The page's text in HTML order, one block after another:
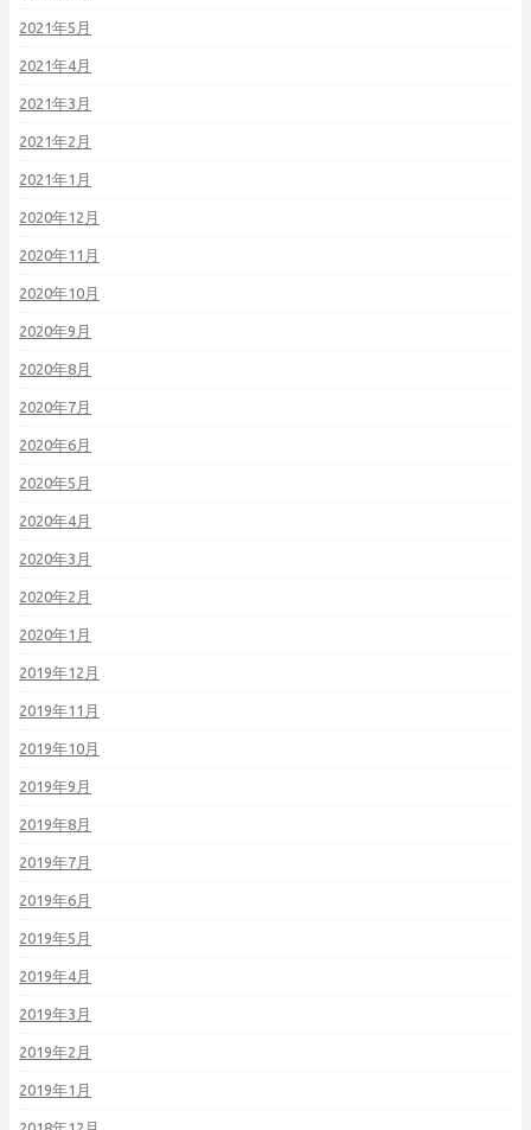
2021年5月
2021年4月
2021年3月
2021年2月
2021年1月
2020年12月
2020年11月
2020年10月
2020年9月
2020年8月
2020年7月
2020年6月
2020年5月
2020年4月
2020年3月
2020年2月
2020年1月
2019年12月
2019年11月
2019年10月
2019年9月
2019年8月
2019年7月
2019年6月
2019年5月
2019年4月
2019年3月
2019年2月
2019年1月